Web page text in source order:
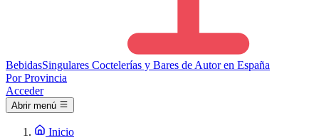
BebidasSingulares Coctelerías y Bares de Autor en España
Por Provincia
Acceder
Abrir menú
Inicio